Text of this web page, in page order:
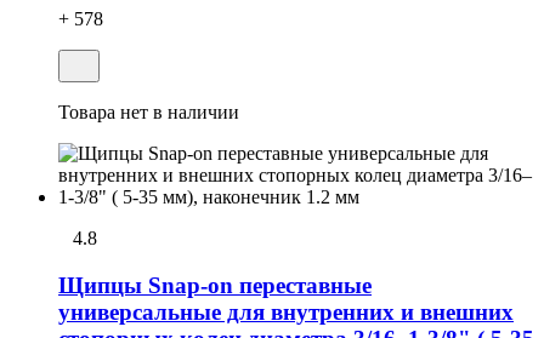
+ 578
Товара нет в наличии
4.8
Щипцы Snap-on переставные
универсальные для внутренних и внешних